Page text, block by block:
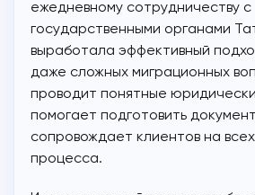
ежедневному сотрудничеству с
государственными органами
выработала эффективный
даже сложных миграционных
проводит понятные
помогает подготовить
сопровождает клиентов на
процесса.